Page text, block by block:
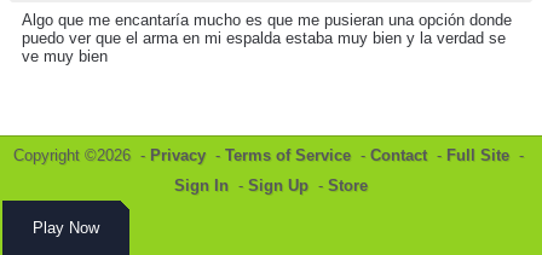
Algo que me encantaría mucho es que me pusieran una opción donde
puedo ver que el arma en mi espalda estaba muy bien y la verdad se
ve muy bien
Copyright ©2026 - Privacy - Terms of Service - Contact- Full Site -
Sign In - Sign Up - Store
Play Now